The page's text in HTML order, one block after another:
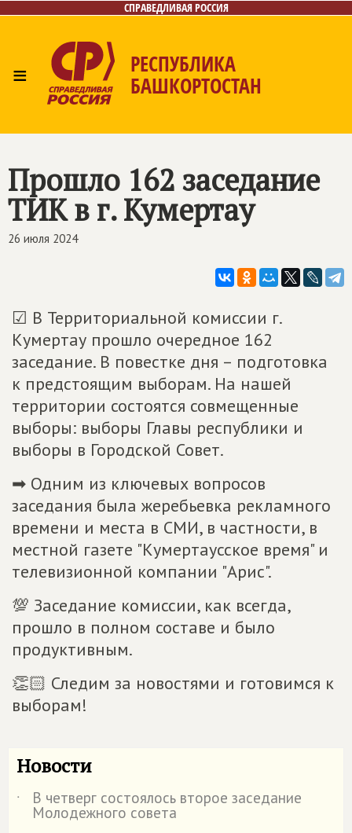
СПРАВЕДЛИВАЯ РОССИЯ
≡ РЕСПУБЛИКА
БАШКОРТОСТАН
Контакты
Прошло 162 заседание
ТИК в г. Кумертау
26 июля 2024
☑ В Территориальной комиссии г.
Кумертау прошло очередное 162
заседание. В повестке дня – подготовка
к предстоящим выборам. На нашей
территории состоятся совмещенные
выборы: выборы Главы республики и
выборы в Городской Совет.
➡ Одним из ключевых вопросов
заседания была жеребьевка рекламного
времени и места в СМИ, в частности, в
местной газете "Кумертаусское время" и
телевизионной компании "Арис".
💯 Заседание комиссии, как всегда,
прошло в полном составе и было
продуктивным.
👏🏻 Следим за новостями и готовимся к
выборам!
Новости
˙ В четверг состоялось второе заседание
Молодежного совета